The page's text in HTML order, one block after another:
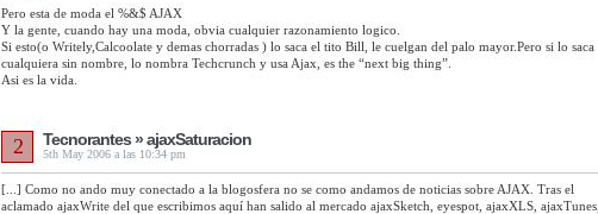
Pero esta de moda el %&$ AJAX
Y la gente, cuando hay una moda, obvia cualquier razonamiento logico.
Si esto(o Writely,Calcoolate y demas chorradas ) lo saca el tito Bill, le cuelgan del palo mayor.Pero si lo saca
cualquiera sin nombre, lo nombra Techcrunch y usa Ajax, es the “next big thing”.
Asi es la vida.
Tecnorantes » ajaxSaturacion
5th May 2006 a las 10:34 pm
2
[...] Como no ando muy conectado a la blogosfera no se como andamos de noticias sobre AJAX. Tras el
aclamado ajaxWrite del que escribimos aquí han salido al mercado ajaxSketch, eyespot, ajaxXLS, ajaxTunes,